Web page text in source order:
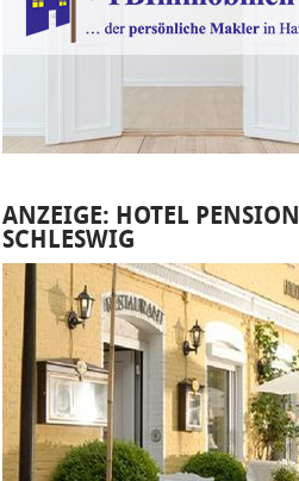
ANZEIGE: HOTEL PENSION
SCHLESWIG